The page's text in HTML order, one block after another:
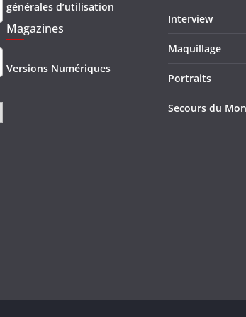
générales d’utilisation
Magazines
Versions Numériques
Interview
Maquillage
Portraits
Secours du